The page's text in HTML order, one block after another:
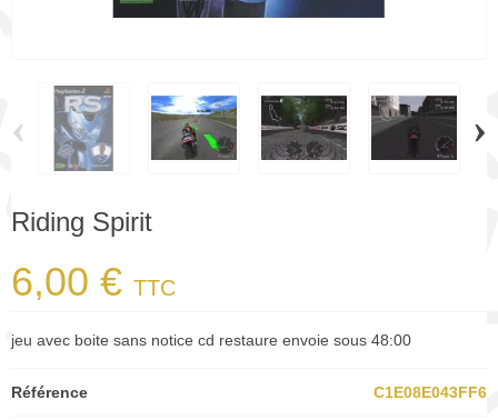
‹ ›
Riding Spirit
6,00 € TTC
jeu avec boite sans notice cd restaure envoie sous 48:00
Référence C1E08E043FF6